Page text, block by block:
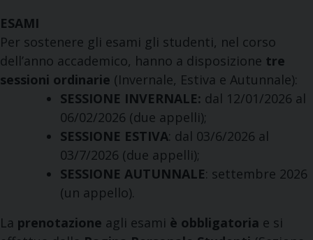
ESAMI
Per sostenere gli esami gli studenti, nel corso
dell’anno accademico, hanno a disposizione tre
sessioni ordinarie (Invernale, Estiva e Autunnale):
SESSIONE INVERNALE: dal 12/01/2026 al
06/02/2026 (due appelli);
SESSIONE ESTIVA: dal 03/6/2026 al
03/7/2026 (due appelli);
SESSIONE AUTUNNALE: settembre 2026
(un appello).
La prenotazione agli esami è obbligatoria e si